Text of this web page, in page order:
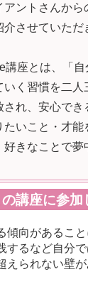
アントさんから
させていただ
講座とは、「
く習慣を二人
れ、安心でき
いこと・才能
きなことで
の講座に参
傾向があること
するなど自分
えられない壁